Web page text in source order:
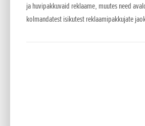
ja huvipakkuvaid reklaame, muutes need
kolmandatest isikutest reklaamipakkujate
Versamow™ selektiivne
Üheainsa hoovaga Honda Versamow'
muru kas kotti või hakib selle peeneks